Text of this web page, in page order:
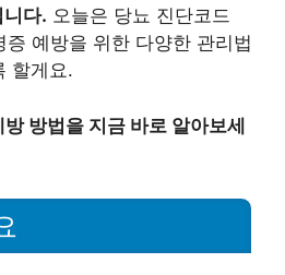
다. 오늘은 당뇨 진단코드
증 예방을 위한 다양한 관리법
할게요.
방법을 지금 바로 알아보세